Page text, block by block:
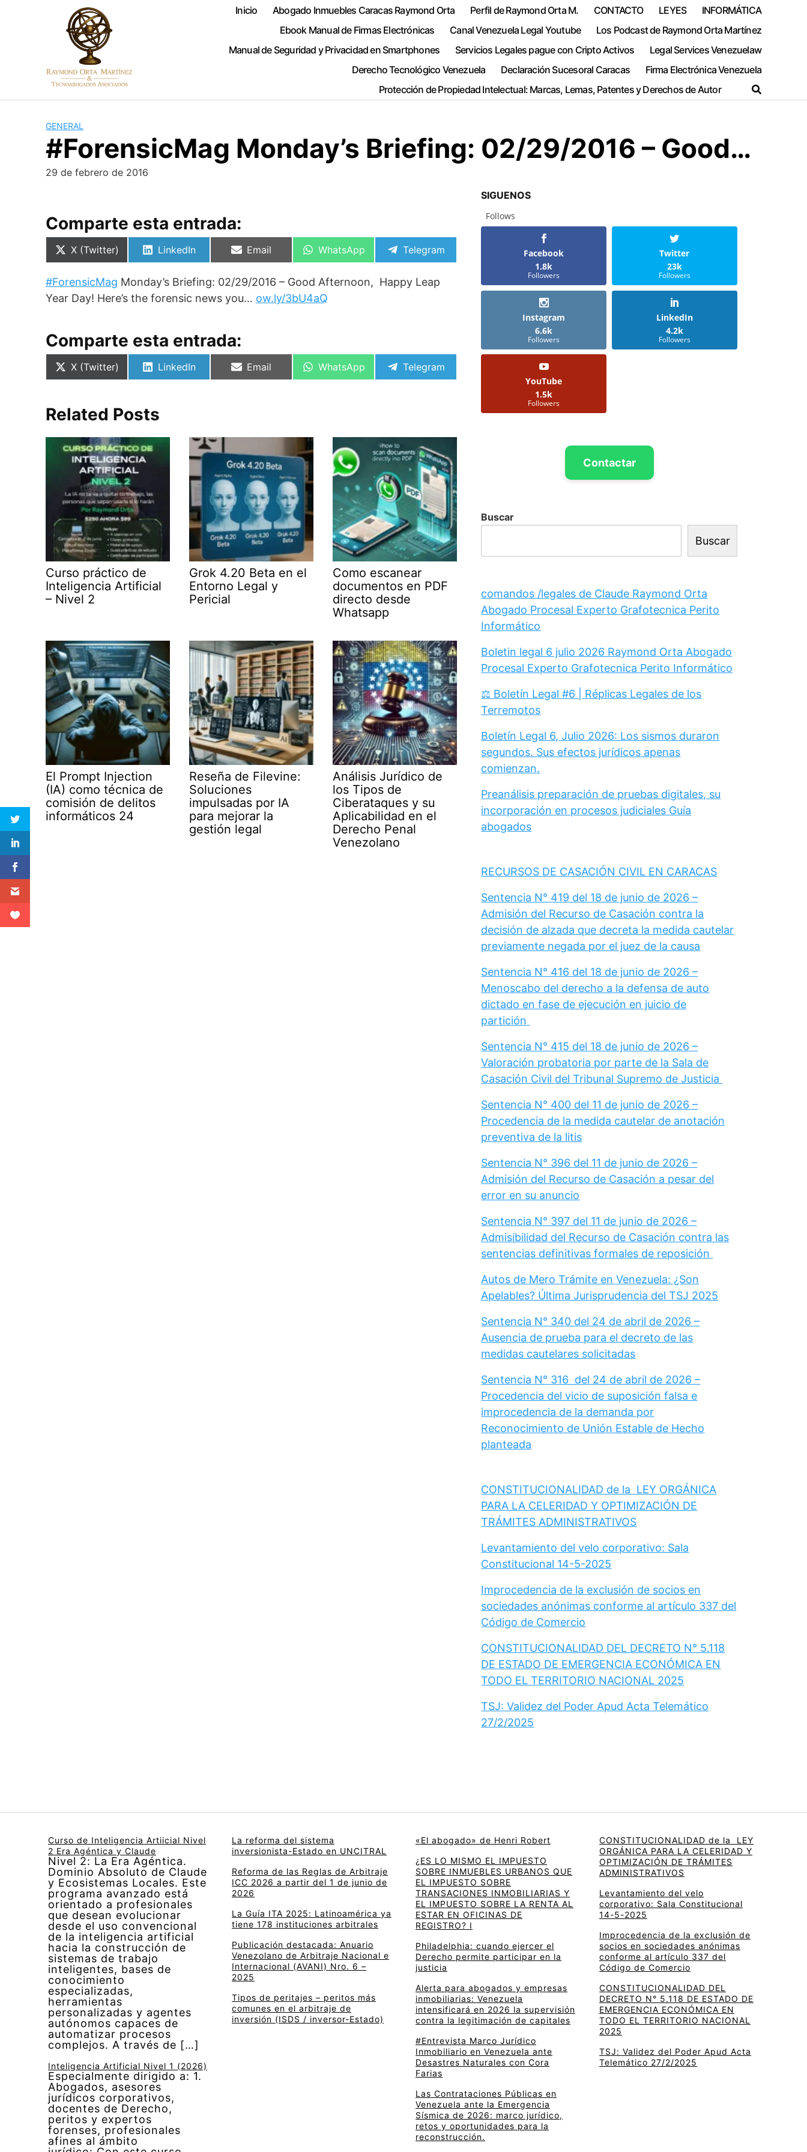
Inicio Abogado Inmuebles Caracas Raymond Orta Perfil de Raymond Orta M. CONTACTO LEYES
INFORMÁTICA
Ebook Manual de Firmas Electrónicas
Canal Venezuela Legal Youtube
Los Podcast de Raymond Orta Martínez
Manual de Seguridad y Privacidad en Smartphones
Servicios Legales pague con Cripto Activos
Legal Services Venezuelaw
Derecho Tecnológico Venezuela
Declaración Sucesoral Caracas
Firma Electrónica Venezuela
Protección de Propiedad Intelectual: Marcas, Lemas, Patentes y Derechos de Autor
GENERAL
#ForensicMag Monday’s Briefing: 02/29/2016 – Good…
29 de febrero de 2016
Comparte esta entrada:
Compartir
X (Twitter)
Compartir
LinkedIn
Compartir
Email
Compartir
WhatsApp
Compartir
Telegram
#ForensicMag Monday’s Briefing: 02/29/2016 – Good Afternoon, Happy Leap
Year Day! Here’s the forensic news you… ow.ly/3bU4aQ
Comparte esta entrada:
Compartir
X (Twitter)
Compartir
LinkedIn
Compartir
Email
Compartir
WhatsApp
Compartir
Telegram
Related Posts
Curso práctico de
Inteligencia Artificial
– Nivel 2
Grok 4.20 Beta en el
Entorno Legal y
Pericial
Como escanear
documentos en PDF
directo desde
Whatsapp
El Prompt Injection
(IA) como técnica de
comisión de delitos
informáticos 24
Reseña de Filevine:
Soluciones
impulsadas por IA
para mejorar la
gestión legal
Análisis Jurídico de
los Tipos de
Ciberataques y su
Aplicabilidad en el
Derecho Penal
Venezolano
SIGUENOS
Follows
Facebook
1.8k
Followers
Twitter
23k
Followers
Instagram
6.6k
Followers
LinkedIn
4.2k
Followers
YouTube
1.5k
Followers
Contactar
Buscar
Buscar
comandos /legales de Claude Raymond Orta
Abogado Procesal Experto Grafotecnica Perito
Informático
Boletin legal 6 julio 2026 Raymond Orta Abogado
Procesal Experto Grafotecnica Perito Informático
⚖️ Boletín Legal #6 | Réplicas Legales de los
Terremotos
Boletín Legal 6, Julio 2026: Los sismos duraron
segundos. Sus efectos jurídicos apenas
comienzan.
Preanálisis preparación de pruebas digitales, su
incorporación en procesos judiciales Guía
abogados
RECURSOS DE CASACIÓN CIVIL EN CARACAS
Sentencia N° 419 del 18 de junio de 2026 –
Admisión del Recurso de Casación contra la
decisión de alzada que decreta la medida cautelar
previamente negada por el juez de la causa
Sentencia N° 416 del 18 de junio de 2026 –
Menoscabo del derecho a la defensa de auto
dictado en fase de ejecución en juicio de
partición
Sentencia N° 415 del 18 de junio de 2026 –
Valoración probatoria por parte de la Sala de
Casación Civil del Tribunal Supremo de Justicia
Sentencia N° 400 del 11 de junio de 2026 –
Procedencia de la medida cautelar de anotación
preventiva de la litis
Sentencia N° 396 del 11 de junio de 2026 –
Admisión del Recurso de Casación a pesar del
error en su anuncio
Sentencia N° 397 del 11 de junio de 2026 –
Admisibilidad del Recurso de Casación contra las
sentencias definitivas formales de reposición
Autos de Mero Trámite en Venezuela: ¿Son
Apelables? Última Jurisprudencia del TSJ 2025
Sentencia N° 340 del 24 de abril de 2026 –
Ausencia de prueba para el decreto de las
medidas cautelares solicitadas
Sentencia N° 316 del 24 de abril de 2026 –
Procedencia del vicio de suposición falsa e
improcedencia de la demanda por
Reconocimiento de Unión Estable de Hecho
planteada
CONSTITUCIONALIDAD de la LEY ORGÁNICA
PARA LA CELERIDAD Y OPTIMIZACIÓN DE
TRÁMITES ADMINISTRATIVOS
Levantamiento del velo corporativo: Sala
Constitucional 14-5-2025
Improcedencia de la exclusión de socios en
sociedades anónimas conforme al artículo 337 del
Código de Comercio
CONSTITUCIONALIDAD DEL DECRETO N° 5.118
DE ESTADO DE EMERGENCIA ECONÓMICA EN
TODO EL TERRITORIO NACIONAL 2025
TSJ: Validez del Poder Apud Acta Telemático
27/2/2025
Curso de Inteligencia Artiicial Nivel
2 Era Agéntica y Claude
Nivel 2: La Era Agéntica.
Dominio Absoluto de Claude
y Ecosistemas Locales. Este
programa avanzado está
orientado a profesionales
que desean evolucionar
desde el uso convencional
de la inteligencia artificial
hacia la construcción de
sistemas de trabajo
inteligentes, bases de
conocimiento
especializadas,
herramientas
personalizadas y agentes
autónomos capaces de
automatizar procesos
complejos. A través de […]
Inteligencia Artificial Nivel 1 (2026)
Especialmente dirigido a: 1.
Abogados, asesores
jurídicos corporativos,
docentes de Derecho,
peritos y expertos
forenses, profesionales
afines al ámbito
La reforma del sistema
inversionista-Estado en UNCITRAL
Reforma de las Reglas de Arbitraje
ICC 2026 a partir del 1 de junio de
2026
La Guía ITA 2025: Latinoamérica ya
tiene 178 instituciones arbitrales
Publicación destacada: Anuario
Venezolano de Arbitraje Nacional e
Internacional (AVANI) Nro. 6 –
2025
Tipos de peritajes – peritos más
comunes en el arbitraje de
inversión (ISDS / inversor-Estado)
«El abogado» de Henri Robert
¿ES LO MISMO EL IMPUESTO
SOBRE INMUEBLES URBANOS QUE
EL IMPUESTO SOBRE
TRANSACIONES INMOBILIARIAS Y
EL IMPUESTO SOBRE LA RENTA AL
ESTAR EN OFICINAS DE
REGISTRO? I
Philadelphia: cuando ejercer el
Derecho permite participar en la
justicia
Alerta para abogados y empresas
inmobiliarias: Venezuela
intensificará en 2026 la supervisión
contra la legitimación de capitales
#Entrevista Marco Jurídico
Inmobiliario en Venezuela ante
Desastres Naturales con Cora
Farias
Las Contrataciones Públicas en
Venezuela ante la Emergencia
Sísmica de 2026: marco jurídico,
retos y oportunidades para la
reconstrucción.
CONSTITUCIONALIDAD de la LEY
ORGÁNICA PARA LA CELERIDAD Y
OPTIMIZACIÓN DE TRÁMITES
ADMINISTRATIVOS
Levantamiento del velo
corporativo: Sala Constitucional
14-5-2025
Improcedencia de la exclusión de
socios en sociedades anónimas
conforme al artículo 337 del
Código de Comercio
CONSTITUCIONALIDAD DEL
DECRETO N° 5.118 DE ESTADO DE
EMERGENCIA ECONÓMICA EN
TODO EL TERRITORIO NACIONAL
2025
TSJ: Validez del Poder Apud Acta
Telemático 27/2/2025